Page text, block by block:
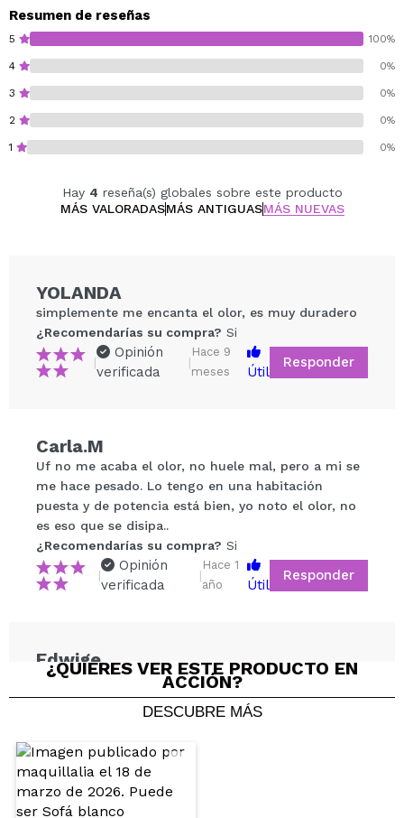
Resumen de reseñas
5 100%
4 0%
3 0%
2 0%
1 0%
Hay 4 reseña(s) globales sobre este producto
MÁS VALORADASMÁS ANTIGUASMÁS NUEVAS
Compartir un vídeo o una foto
Tu vídeo podría ser el primero. Imagínatelo...
¿Recomendarías su compra?
5/5
YOLANDA
simplemente me encanta el olor, es muy duradero
¿Recomendarías su compra? Si
|
Opinión
verificada
|
Hace 9
meses
Útil
Responder
Carla.M
Uf no me acaba el olor, no huele mal, pero a mi se
me hace pesado. Lo tengo en una habitación
puesta y de potencia está bien, yo noto el olor, no
es eso que se disipa..
¿Recomendarías su compra? Si
|
Opinión
verificada
|
Hace 1
año
Útil
Responder
Edwige
????
¿Recomendarías su compra?Si
Opinión
Hace 2
Inés
¿QUIERES VER ESTE PRODUCTO EN
ACCIÓN?
DESCUBRE MÁS